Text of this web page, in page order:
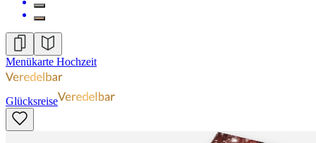
Menükarte Hochzeit
Glücksreise